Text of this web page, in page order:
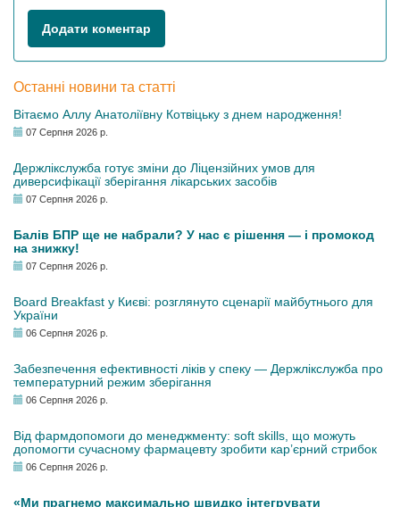
Додати коментар
Останні новини та статті
Вітаємо Аллу Анатоліївну Котвіцьку з днем народження!
07 Серпня 2026 р.
Держлікслужба готує зміни до Ліцензійних умов для
диверсифікації зберігання лікарських засобів
07 Серпня 2026 р.
Балів БПР ще не набрали? У нас є рішення — і промокод
на знижку!
07 Серпня 2026 р.
Board Breakfast у Києві: розглянуто сценарії майбутнього для
України
06 Серпня 2026 р.
Забезпечення ефективності ліків у спеку — Держлікслужба про
температурний режим зберігання
06 Серпня 2026 р.
Від фармдопомоги до менеджменту: soft skills, що можуть
допомогти сучасному фармацевту зробити кар’єрний стрибок
06 Серпня 2026 р.
«Ми прагнемо максимально швидко інтегрувати